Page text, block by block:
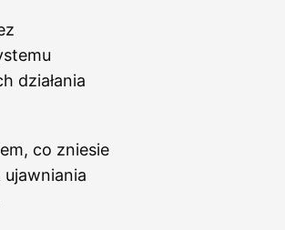
działania
co zniesie